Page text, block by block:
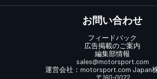
お問い合わせ
フィードバック
広告掲載のご案内
編集部情報
sales@motorsport.com
運営会社： motorsport.com Japan
〒160-0022